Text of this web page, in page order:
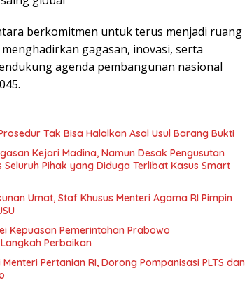
berkomitmen untuk terus menjadi ruang
gagasan, inovasi, serta
agenda pembangunan nasional
Tak Bisa Halalkan Asal Usul Barang Bukti
Kejari Madina, Namun Desak Pengusutan
Pihak yang Diduga Terlibat Kasus Smart
Umat, Staf Khusus Menteri Agama RI Pimpin
Kepuasan Pemerintahan Prabowo
Perbaikan
Pertanian RI, Dorong Pompanisasi PLTS dan